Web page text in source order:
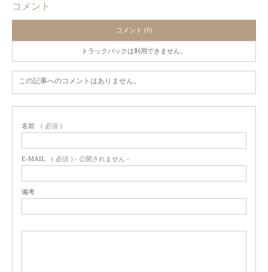
コメント
コメント (0)
トラックバックは利用できません。
この記事へのコメントはありません。
名前 ( 必須 )
E-MAIL ( 必須 ) - 公開されません -
備考